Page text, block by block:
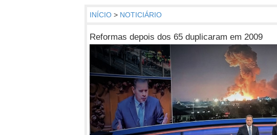
INÍCIO > NOTICIÁRIO
Reformas depois dos 65 duplicaram em 2009